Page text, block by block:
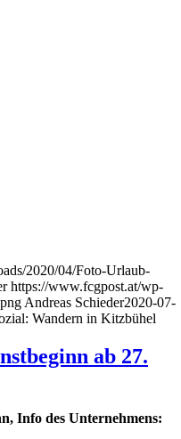
2020/04/Foto-Urlaub-
https://www.fcgpost.at/wp-
Andreas Schieder2020-07-
Wandern in Kitzbühel
ab 27.
Info des Unternehmens: